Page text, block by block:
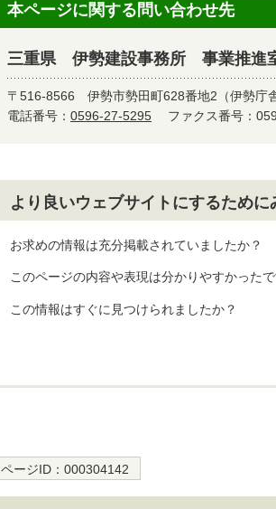
本ページに関する問い合わせ先
三重県 伊勢建設事務所 事業推進
〒516-8566 伊勢市勢田町628番地2（伊勢庁
電話番号： 0596-27-5295 ファクス番号：
より良いウェブサイトにするため
お求めの情報は充分掲載されていましたか？
このページの内容や表現は分かりやすかったで
この情報はすぐに見つけられましたか？
ページID： 000304142